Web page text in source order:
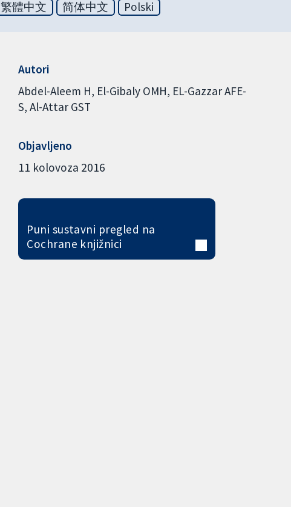
繁體中文 简体中文 Polski
Autori
Abdel-Aleem H El-Gibaly OMH EL-Gazzar AFE-
S Al-Attar GST
Objavljeno
11 kolovoza 2016
Puni sustavni pregled na
Cochrane knjižnici